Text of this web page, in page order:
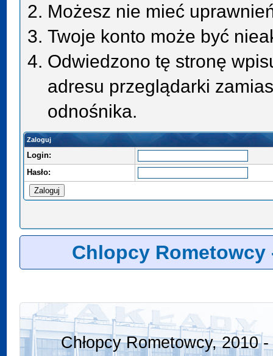
Możesz nie mieć
Twoje konto może być
Odwiedzono tę stronę
adresu przeglądarki
odnośnika.
Zaloguj
Login:
Hasło:
Chlopcy Rometowcy
Chłopcy Rometowcy, 2010